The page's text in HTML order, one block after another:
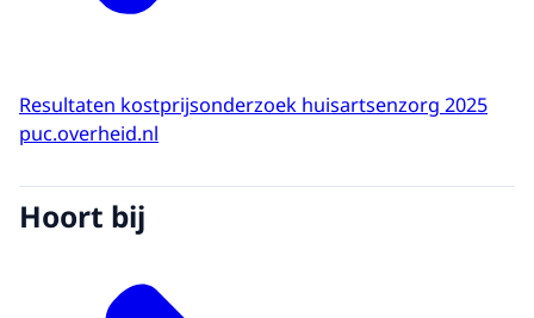
Resultaten kostprijsonderzoek huisartsenzorg 2025
puc.overheid.nl
Hoort bij